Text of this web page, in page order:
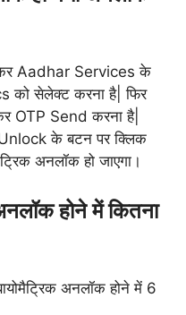
Aadhar Services के
सेलेक्ट करना है| फिर
OTP Send करना है|
के बटन पर क्लिक
अनलॉक हो जाएगा।
होने में कितना
अनलॉक होने में 6